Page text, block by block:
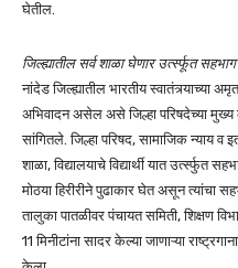
घेतील.
जिल्ह्यातील सर्व शाळा घेणार उर्त्स्फूत सहभाग
नांदेड जिल्ह्यातील भारतीय स्वातंत्र्याच्या
अभिवादन असेल असे जिल्हा परिषदेच्या मुख्य
सांगितले. जिल्हा परिषद, सामाजिक न्याय
शाळा, विद्यालयाचे विद्यार्थी यात उर्त्स्फुत
मोठया हिरीरीने पुढाकार घेत असून त्यांचा
तालुका पातळीवर पंचायत समिती, शिक्षण
11 मिनीटांना सादर केल्या जाणाऱ्या